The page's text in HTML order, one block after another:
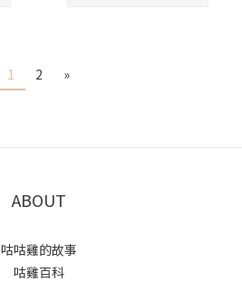
1 2 »
ABOUT
咕咕雞的故事
咕雞百科